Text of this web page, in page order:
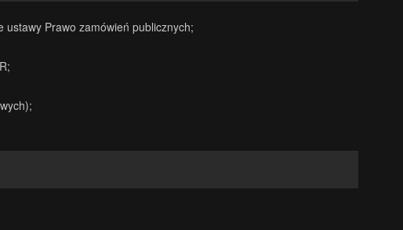
Prawo zamówień publicznych;